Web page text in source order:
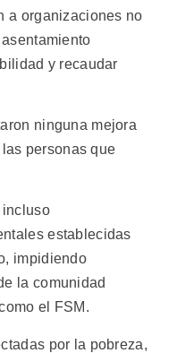
a organizaciones no
y recaudar
ninguna mejora
personas que
incluso
establecidas
impidiendo
la comunidad
el FSM.
por la pobreza,